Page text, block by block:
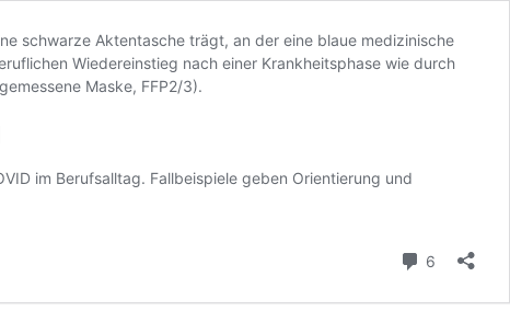
im Berufsalltag. Fallbeispiele geben Orientierung und
6